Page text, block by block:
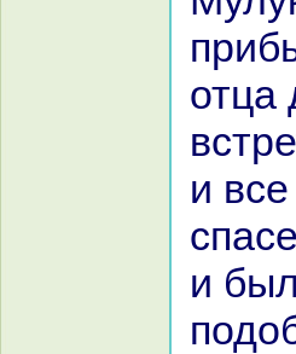
отца
и
и